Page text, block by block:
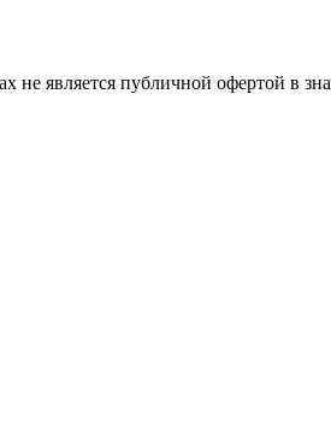
не является публичной офертой в